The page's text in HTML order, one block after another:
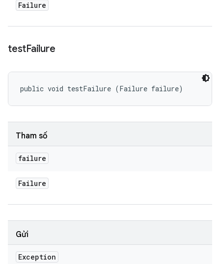
Failure
testFailure
public void testFailure (Failure failure)
Tham số
failure
Failure
Gửi
Exception